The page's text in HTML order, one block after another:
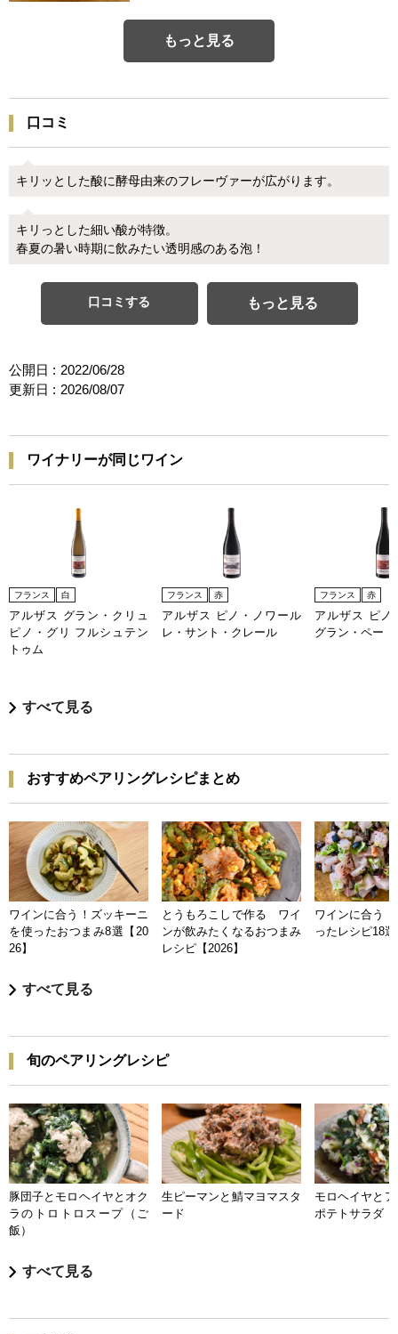
もっと見る
口コミ
キリッとした酸に酵母由来のフレーヴァーが広がります。
キリっとした細い酸が特徴。
春夏の暑い時期に飲みたい透明感のある泡！
口コミする もっと見る
公開日 : 2022/06/28
更新日 : 2026/08/07
ワイナリーが同じワイン
フランス 白
アルザス グラン・クリュ
ピノ・グリ フルシュテン
トゥム
フランス 赤
アルザス ピノ・ノワール
レ・サント・クレール
フランス 赤
アルザス ピノ
グラン・ペー
すべて見る
おすすめペアリングレシピまとめ
ワインに合う！ズッキーニ
を使ったおつまみ8選【20
26】
とうもろこしで作る ワイ
ンが飲みたくなるおつまみ
レシピ【2026】
ワインに合う
ったレシピ18
すべて見る
旬のペアリングレシピ
豚団子とモロヘイヤとオク
ラのトロトロスープ（ご
飯）
生ピーマンと鯖マヨマスタ
ード
モロヘイヤと
ポテトサラダ
すべて見る